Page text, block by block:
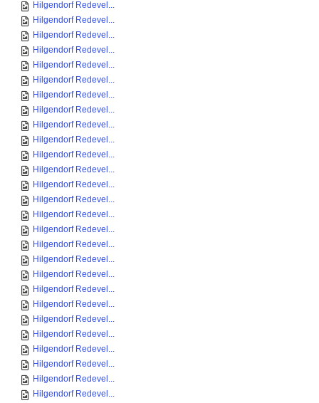
Hilgendorf Redevel...
Hilgendorf Redevel...
Hilgendorf Redevel...
Hilgendorf Redevel...
Hilgendorf Redevel...
Hilgendorf Redevel...
Hilgendorf Redevel...
Hilgendorf Redevel...
Hilgendorf Redevel...
Hilgendorf Redevel...
Hilgendorf Redevel...
Hilgendorf Redevel...
Hilgendorf Redevel...
Hilgendorf Redevel...
Hilgendorf Redevel...
Hilgendorf Redevel...
Hilgendorf Redevel...
Hilgendorf Redevel...
Hilgendorf Redevel...
Hilgendorf Redevel...
Hilgendorf Redevel...
Hilgendorf Redevel...
Hilgendorf Redevel...
Hilgendorf Redevel...
Hilgendorf Redevel...
Hilgendorf Redevel...
Hilgendorf Redevel...